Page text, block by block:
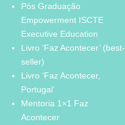
Pós Graduação
Empowerment ISCTE
Executive Education
Livro ‘Faz Acontecer’ (best-
seller)
Livro ‘Faz Acontecer,
Portugal’
Mentoria 1×1 Faz
Acontecer